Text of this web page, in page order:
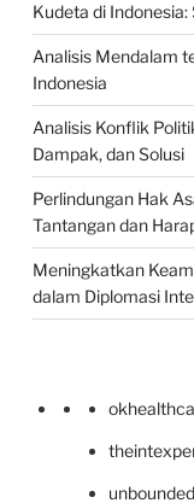
Kudeta di
Analisis Mendalam
Indonesia
Analisis Konflik
Dampak, dan Solusi
Perlindungan Hak
Tantangan dan
Meningkatkan
dalam Diplomasi